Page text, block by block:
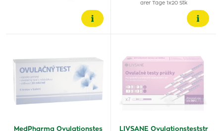
arer Tage 1x20 Stk
MedPharma Ovulationstes
LIVSANE Ovulationsteststr